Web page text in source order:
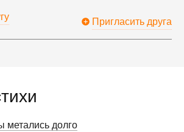
метались долго
Пригласить друга